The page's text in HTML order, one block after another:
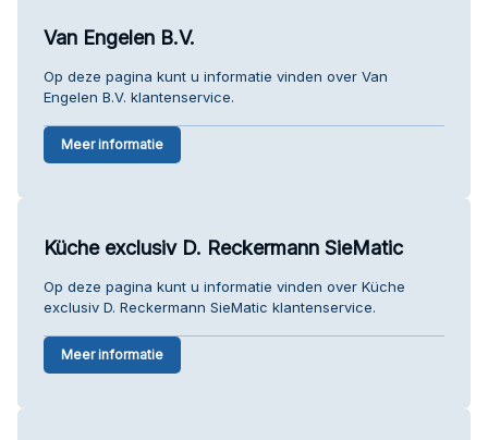
Van Engelen B.V.
Op deze pagina kunt u informatie vinden over Van
Engelen B.V. klantenservice.
Meer informatie
Küche exclusiv D. Reckermann SieMatic
Op deze pagina kunt u informatie vinden over Küche
exclusiv D. Reckermann SieMatic klantenservice.
Meer informatie